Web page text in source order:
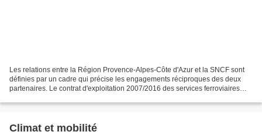
Les relations entre la Région Provence-Alpes-Côte d'Azur et la SNCF sont
définies par un cadre qui précise les engagements réciproques des deux
partenaires. Le contrat d'exploitation 2007/2016 des services ferroviaires
Climat et mobilité